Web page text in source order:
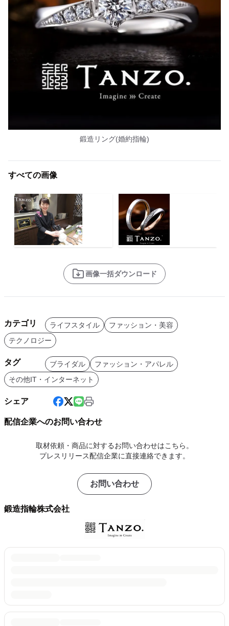
鍛造リング(婚約指輪)
すべての画像
画像一括ダウンロード
カテゴリ ライフスタイル
ファッション・美容
テクノロジー
タグ ブライダル
ファッション・アパレル
その他IT・インターネット
シェア
配信企業へのお問い合わせ
取材依頼・商品に対するお問い合わせはこちら。
プレスリリース配信企業に直接連絡できます。
お問い合わせ
鍛造指輪株式会社